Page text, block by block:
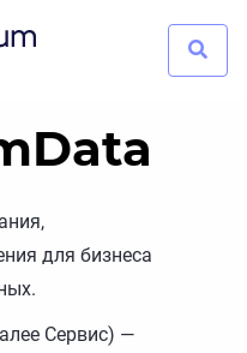
для бизнеса
Сервис) —